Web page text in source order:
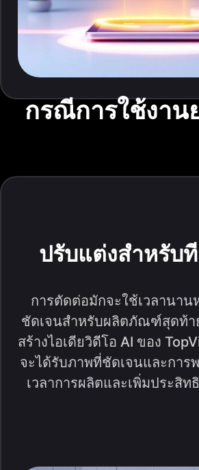
กรณีการใช้งาน
ปรับแต่งสำหรับ
การตัดต่อมักจะใช้เวลานาน
ชัดเจนสำหรับผลิตภัณฑ์สุดท้า
สร้างไอเดียวิดีโอ AI ของ
จะได้รับภาพที่ชัดเจนและการ
เวลาการผลิตและเพิ่มประสิท